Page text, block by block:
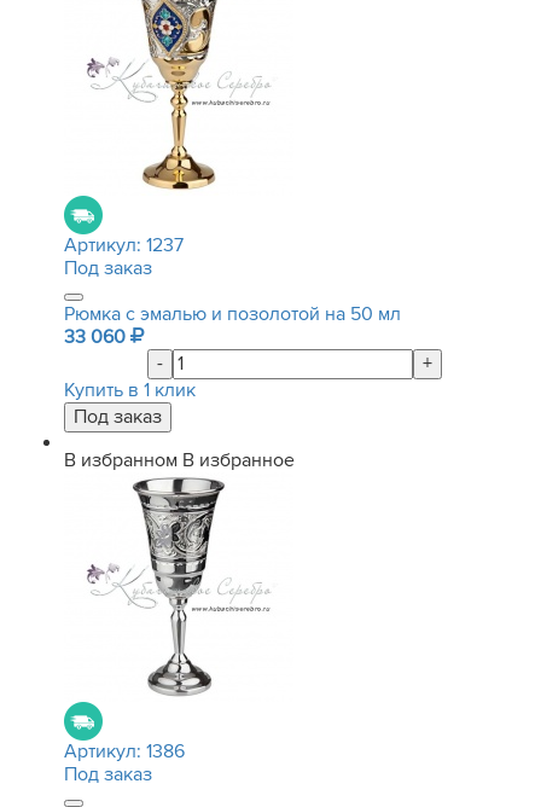
Артикул: 1237
Под заказ
Рюмка с эмалью и позолотой на 50 мл
33 060
-
+
Купить в 1 клик
В избранном В избранное
Артикул: 1386
Под заказ